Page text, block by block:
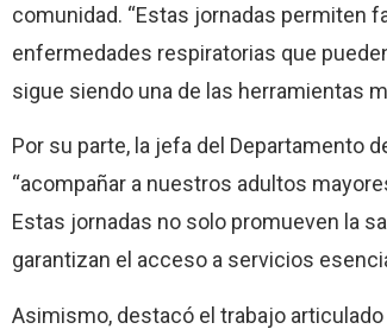
comunidad. “Estas jornadas permiten
enfermedades respiratorias que
sigue siendo una de las herramientas
Por su parte, la jefa del Departamento
“acompañar a nuestros adultos
Estas jornadas no solo promueven la
garantizan el acceso a servicios
Asimismo, destacó el trabajo